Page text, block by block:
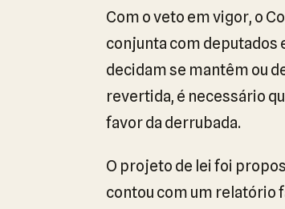
Com o veto em vigor, o
conjunta com deputados
decidam se mantêm ou
revertida, é necessário
favor da derrubada.
O projeto de lei foi
contou com um relatório